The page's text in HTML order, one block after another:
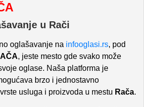
u Rači
oglašavanje na infooglasi.rs, pod
, jeste mesto gde svako može
oglase. Naša platforma je
brzo i jednostavno
usluga i proizvoda u mestu Rača.